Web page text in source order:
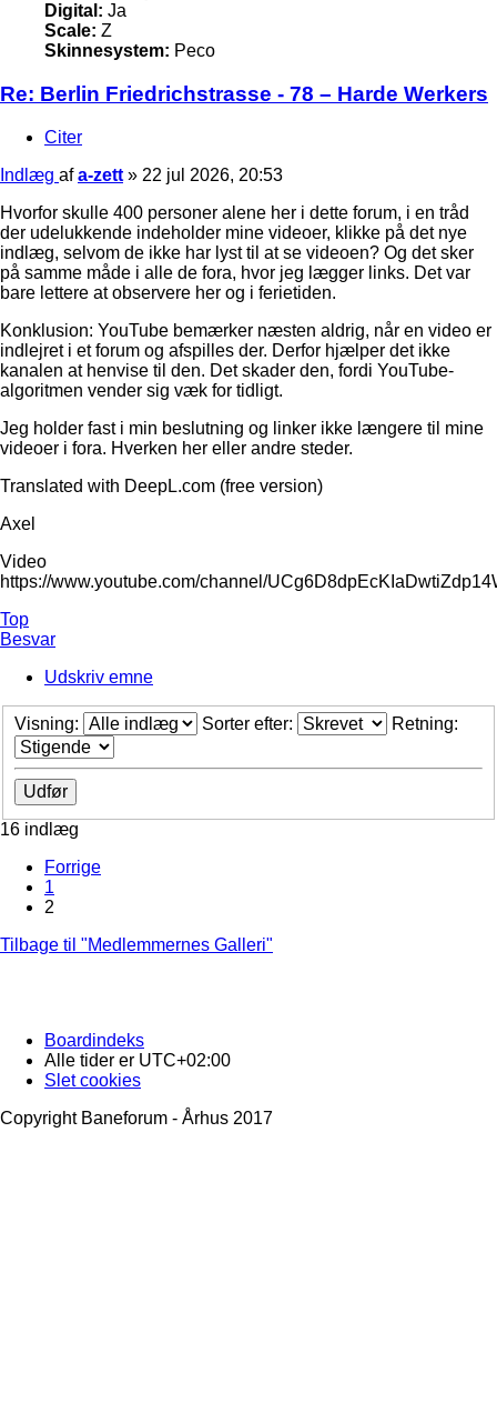
Digital: Ja
Scale: Z
Skinnesystem: Peco
Re: Berlin Friedrichstrasse - 78 – Harde Werkers
Citer
Indlæg afa-zett » 22 jul 2026, 20:53
Hvorfor skulle 400 personer alene her i dette forum, i en tråd
der udelukkende indeholder mine videoer, klikke på det nye
indlæg, selvom de ikke har lyst til at se videoen? Og det sker
på samme måde i alle de fora, hvor jeg lægger links. Det var
bare lettere at observere her og i ferietiden.
Konklusion: YouTube bemærker næsten aldrig, når en video er
indlejret i et forum og afspilles der. Derfor hjælper det ikke
kanalen at henvise til den. Det skader den, fordi YouTube-
algoritmen vender sig væk for tidligt.
Jeg holder fast i min beslutning og linker ikke længere til mine
videoer i fora. Hverken her eller andre steder.
Translated with DeepL.com (free version)
Axel
Video
https://www.youtube.com/channel/
Top
Besvar
Udskriv emne
Visning: Sorter efter: Retning:
16 indlæg
Forrige
1
2
Tilbage til "Medlemmernes Galleri"
Boardindeks
Alle tider er UTC+02:00
Slet cookies
Copyright Baneforum - Århus 2017